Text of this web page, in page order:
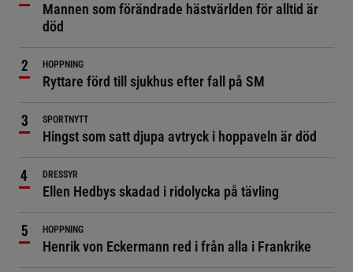
Mannen som förändrade hästvärlden för alltid är
död
HOPPNING
Ryttare förd till sjukhus efter fall på SM
SPORTNYTT
Hingst som satt djupa avtryck i hoppaveln är död
DRESSYR
Ellen Hedbys skadad i ridolycka på tävling
HOPPNING
Henrik von Eckermann red i från alla i Frankrike